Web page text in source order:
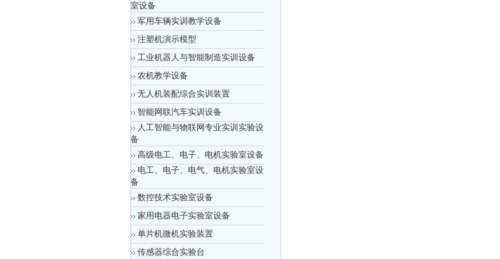
室设备
军用车辆实训教学设备
注塑机演示模型
工业机器人与智能制造实训设备
农机教学设备
无人机装配综合实训装置
智能网联汽车实训设备
人工智能与物联网专业实训实验设
备
高级电工、电子、电机实验室设备
电工、电子、电气、电机实验室设
备
数控技术实验室设备
家用电器电子实验室设备
单片机微机实验装置
传感器综合实验台